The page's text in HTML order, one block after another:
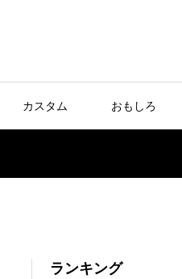
カスタム おもしろ
ランキング